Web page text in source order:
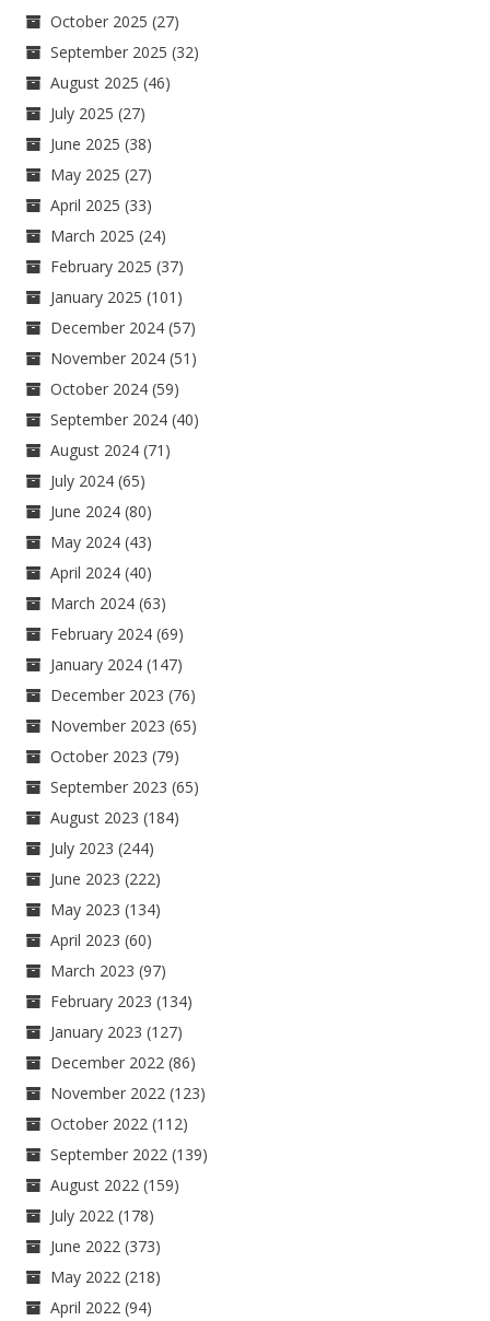
October 2025 (27)
September 2025 (32)
August 2025 (46)
July 2025 (27)
June 2025 (38)
May 2025 (27)
April 2025 (33)
March 2025 (24)
February 2025 (37)
January 2025 (101)
December 2024 (57)
November 2024 (51)
October 2024 (59)
September 2024 (40)
August 2024 (71)
July 2024 (65)
June 2024 (80)
May 2024 (43)
April 2024 (40)
March 2024 (63)
February 2024 (69)
January 2024 (147)
December 2023 (76)
November 2023 (65)
October 2023 (79)
September 2023 (65)
August 2023 (184)
July 2023 (244)
June 2023 (222)
May 2023 (134)
April 2023 (60)
March 2023 (97)
February 2023 (134)
January 2023 (127)
December 2022 (86)
November 2022 (123)
October 2022 (112)
September 2022 (139)
August 2022 (159)
July 2022 (178)
June 2022 (373)
May 2022 (218)
April 2022 (94)